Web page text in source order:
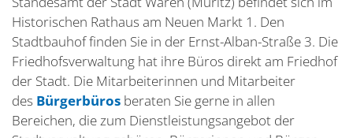
Historischen Rathaus am Neuen Markt 1. Den
Stadtbauhof finden Sie in der Ernst-Alban-Straße 3. Die
Friedhofsverwaltung hat ihre Büros direkt am Friedhof
der Stadt. Die Mitarbeiterinnen und Mitarbeiter
des Bürgerbüros beraten Sie gerne in allen
Bereichen, die zum Dienstleistungsangebot der